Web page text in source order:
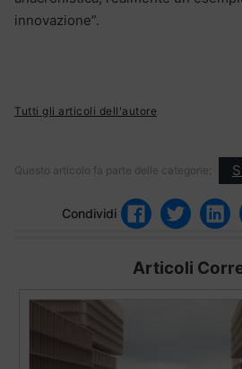
innovazione”.
Tutti gli articoli dell'autore
Questo articolo fa parte delle categorie:
Condividi
Articoli